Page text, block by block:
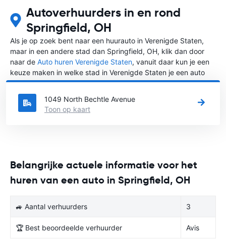
Autoverhuurders in en rond
Springfield, OH
Als je op zoek bent naar een huurauto in Verenigde Staten,
maar in een andere stad dan Springfield, OH, klik dan door
naar de Auto huren Verenigde Staten, vanuit daar kun je een
keuze maken in welke stad in Verenigde Staten je een auto
huren wilt.
1049 North Bechtle Avenue
Toon op kaart
Belangrijke actuele informatie voor het
huren van een auto in Springfield, OH
🚙 Aantal verhuurders 3
🏆 Best beoordeelde verhuurder Avis